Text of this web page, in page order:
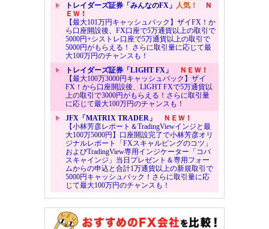
トレイダーズ証券「みんなのFX」 人気！
Ｎ
ＥＷ！
【最大101万円キャッシュバック】ザイFX！か
ら口座開設後、FX口座で5万通貨以上の取引で
5000円+シストレ口座で5万通貨以上の取引で
5000円がもらえる！ さらに取引量に応じて最
大100万円のチャンスも！
トレイダーズ証券「LIGHT FX」
ＮＥＷ！
【最大100万3000円キャッシュバック】ザイ
FX！から口座開設後、LIGHT FXで5万通貨以
上の取引で3000円がもらえる！さらに取引量
に応じて最大100万円のチャンスも！
JFX「MATRIX TRADER」
ＮＥＷ！
【小林芳彦レポート＆TradingViewインジと最
大100万5000円】口座開設完了で小林芳彦オリ
ジナルレポート「FXスキャルピングのコツ」
およびTradingView専用インジケーター「コバ
スキャインジ」当日プレゼント＆専用フォー
ムからの申込と合計1万通貨以上の新規取引で
5000円キャッシュバック！さらに取引量に応
じて最大100万円のチャンスも！